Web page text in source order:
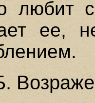
любит
ее,